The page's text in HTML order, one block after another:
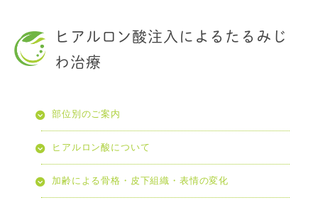
ヒアルロン酸注入によるたるみじ
わ治療
部位別のご案内
ヒアルロン酸について
加齢による骨格・皮下組織・表情の変化